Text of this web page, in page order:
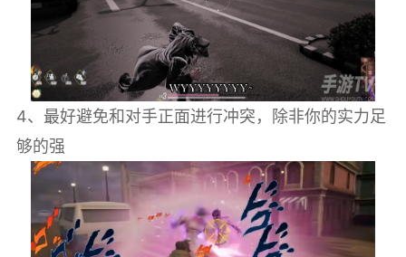
4、最好避免和对手正面进行冲突，除非你的实力足
够的强